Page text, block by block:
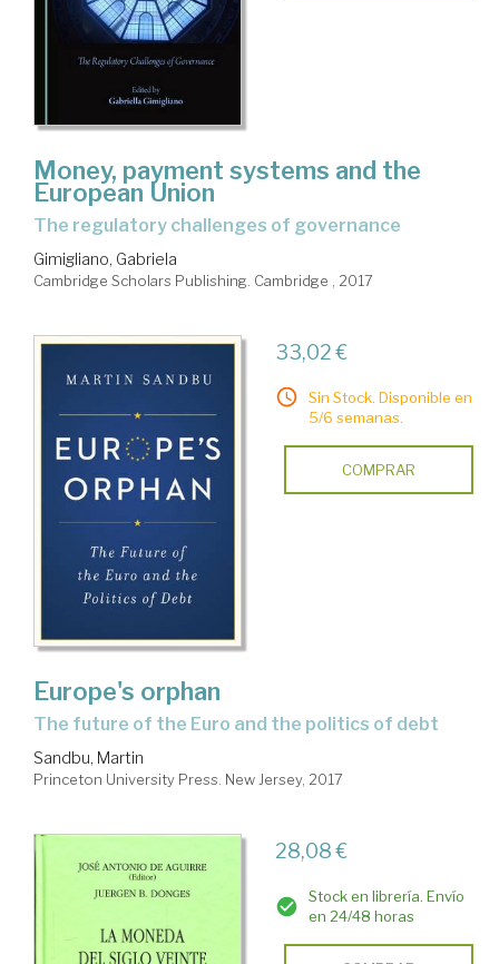
Money, payment systems and the
European Union
the regulatory challenges of governance
Gimigliano, Gabriela
Cambridge Scholars Publishing. Cambridge , 2017
33,02 €
Sin Stock. Disponible en
5/6 semanas.
COMPRAR
Europe's orphan
the future of the Euro and the politics of debt
Sandbu, Martin
Princeton University Press. New Jersey, 2017
28,08 €
Stock en librería. Envío
en 24/48 horas